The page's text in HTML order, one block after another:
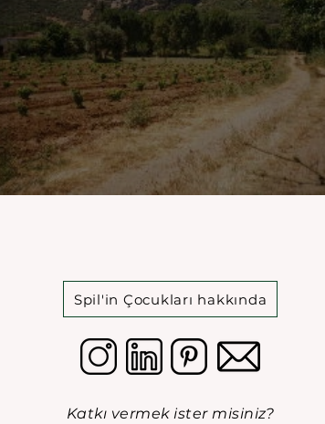
Tantalos Kalesi ve Pelops
Spil'in Çocukları hakkında
Katkı vermek ister misiniz?